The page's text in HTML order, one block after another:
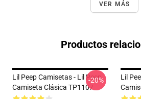
VER MÁS
Productos
Lil Peep Camisetas - Lil Peep
Camiseta Clásica TP1107
-20%
Lil